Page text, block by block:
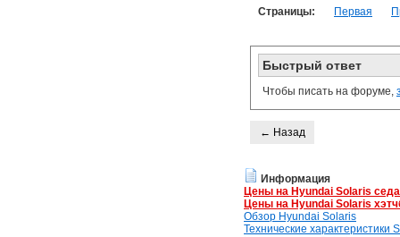
Страницы: Первая
Быстрый ответ
Чтобы писать на форуме,
← Назад
Информация
Цены на Hyundai Solaris
Цены на Hyundai Solaris
Обзор Hyundai Solaris
Технические характеристики